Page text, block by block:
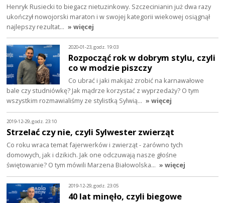
Henryk Rusiecki to biegacz nietuzinkowy. Szczecinianin już dwa razy
ukończył nowojorski maraton i w swojej kategorii wiekowej osiągnął
najlepszy rezultat… » więcej
2020-01-23, godz. 19:03
Rozpocząć rok w dobrym stylu, czyli
co w modzie piszczy
Co ubrać i jaki makijaż zrobić na karnawałowe
bale czy studniówkę? Jak mądrze korzystać z wyprzedaży? O tym
wszystkim rozmawialiśmy ze stylistką Sylwią… » więcej
2019-12-29, godz. 23:10
Strzelać czy nie, czyli Sylwester zwierząt
Co roku wraca temat fajerwerków i zwierząt - zarówno tych
domowych, jak i dzikich. Jak one odczuwają nasze głośne
świętowanie? O tym mówili Marzena Białowolska… » więcej
2019-12-29, godz. 23:05
40 lat minęło, czyli biegowe